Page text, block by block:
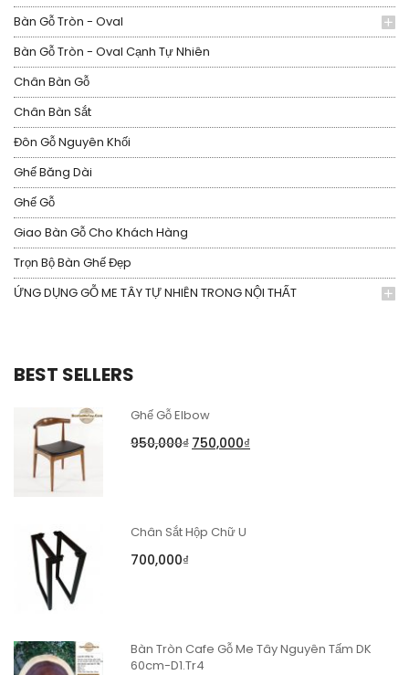
Bàn Gỗ Tròn - Oval
Bàn Gỗ Tròn - Oval Cạnh Tự Nhiên
Chân Bàn Gỗ
Chân Bàn Sắt
Đôn Gỗ Nguyên Khối
Ghế Băng Dài
Ghế Gỗ
Giao Bàn Gỗ Cho Khách Hàng
Trọn Bộ Bàn Ghế Đẹp
ỨNG DỤNG GỖ ME TÂY TỰ NHIÊN TRONG NỘI THẤT
BEST SELLERS
Ghế Gỗ Elbow
950,000₫ 750,000₫
Chân Sắt Hộp Chữ U
700,000₫
Bàn Tròn Cafe Gỗ Me Tây Nguyên Tấm DK
60cm-D1.Tr4